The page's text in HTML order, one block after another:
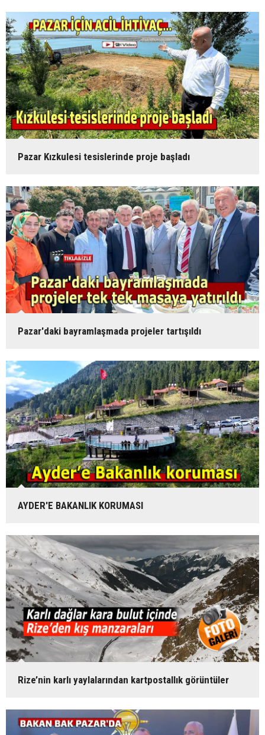
Pazar Kızkulesi tesislerinde proje başladı
Pazar'daki bayramlaşmada projeler tartışıldı
AYDER'E BAKANLIK KORUMASI
Rize’nin karlı yaylalarından kartpostallık görüntüler